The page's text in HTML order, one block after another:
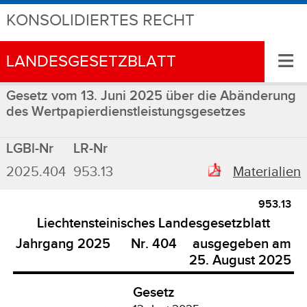
KONSOLIDIERTES RECHT
LANDESGESETZBLATT ≡
Gesetz vom 13. Juni 2025 über die Abänderung
des Wertpapierdienstleistungsgesetzes
LGBl-Nr
LR-Nr
2025.404 953.13 Materialien